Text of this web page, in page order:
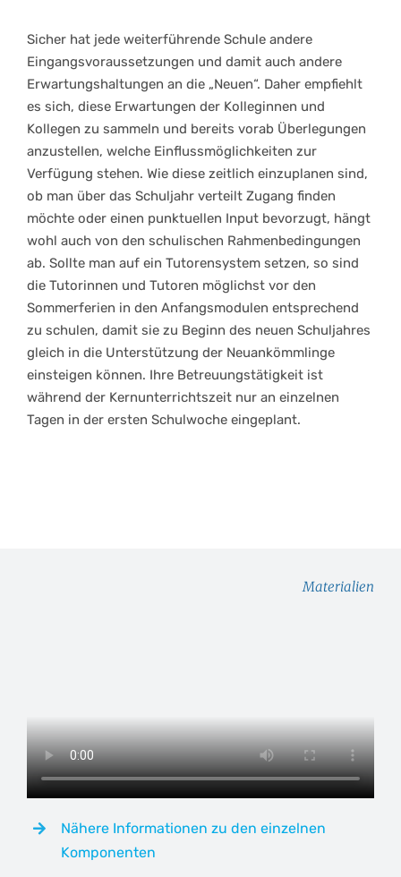
Sicher hat jede weiterführende Schule andere
Eingangsvoraussetzungen und damit auch andere
Erwartungshaltungen an die „Neuen“. Daher empfiehlt
es sich, diese Erwartungen der Kolleginnen und
Kollegen zu sammeln und bereits vorab Überlegungen
anzustellen, welche Einflussmöglichkeiten zur
Verfügung stehen. Wie diese zeitlich einzuplanen sind,
ob man über das Schuljahr verteilt Zugang finden
möchte oder einen punktuellen Input bevorzugt, hängt
wohl auch von den schulischen Rahmenbedingungen
ab. Sollte man auf ein Tutorensystem setzen, so sind
die Tutorinnen und Tutoren möglichst vor den
Sommerferien in den Anfangsmodulen entsprechend
zu schulen, damit sie zu Beginn des neuen Schuljahres
gleich in die Unterstützung der Neuankömmlinge
einsteigen können. Ihre Betreuungstätigkeit ist
während der Kernunterrichtszeit nur an einzelnen
Tagen in der ersten Schulwoche eingeplant.
Materialien
Nähere Informationen zu den einzelnen
Komponenten